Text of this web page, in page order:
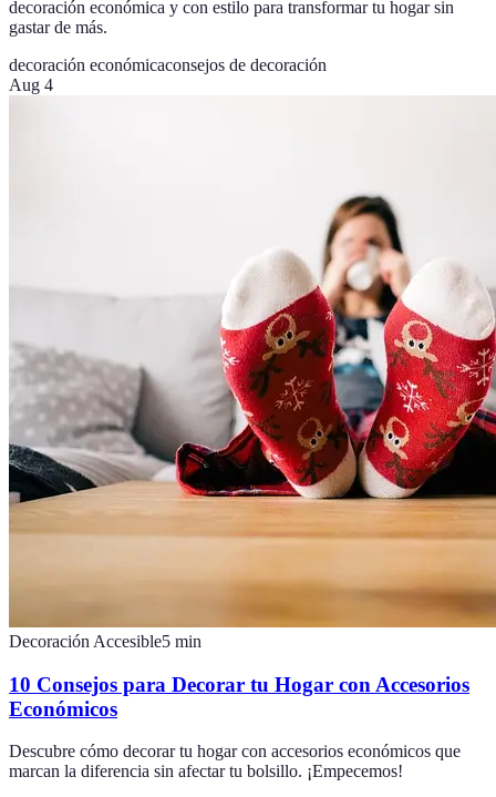
decoración económica y con estilo para transformar tu hogar sin
gastar de más.
decoración económicaconsejos de decoración
Aug 4
Decoración Accesible5 min
10 Consejos para Decorar tu Hogar con Accesorios
Económicos
Descubre cómo decorar tu hogar con accesorios económicos que
marcan la diferencia sin afectar tu bolsillo. ¡Empecemos!